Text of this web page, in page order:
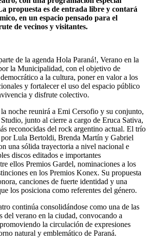
propuesta es de entrada libre y contará
en un espacio pensado para el
de vecinos y visitantes.
de la agenda Hola Paraná!, Verano en la
la Municipalidad, con el objetivo de
a la cultura, poner en valor a los
y fortalecer el uso del espacio público
y disfrute colectivo.
noche reunirá a Emi Cersofio y su conjunto,
junto al cierre a cargo de Eruca Sativa,
reconocidas del rock argentino actual. El trío
por Lula Bertoldi, Brenda Martín y Gabriel
una sólida trayectoria a nivel nacional e
discos editados e importantes
ellos Premios Gardel, nominaciones a los
en los Premios Konex. Su propuesta
canciones de fuerte identidad y una
los posiciona como referentes del género.
continúa consolidándose como una de las
del verano en la ciudad, convocando a
la circulación de expresiones
natural y emblemático de Paraná.